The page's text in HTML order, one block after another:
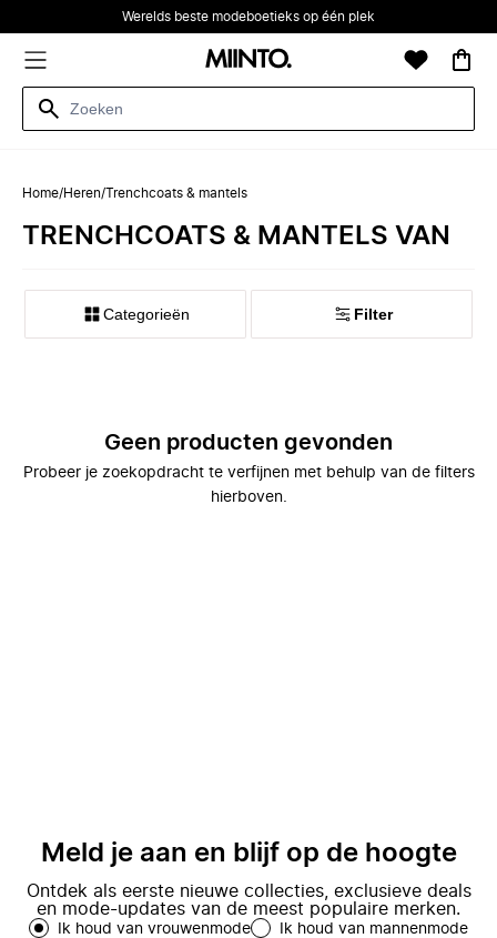
Werelds beste modeboetieks op één plek
Home/Heren/Trenchcoats & mantels
TRENCHCOATS & MANTELS VAN
Categorieën Filter
Geen producten gevonden
Probeer je zoekopdracht te verfijnen met behulp van de filters
hierboven.
Meld je aan en blijf op de hoogte
Ontdek als eerste nieuwe collecties, exclusieve deals
en mode-updates van de meest populaire merken.
Ik houd van vrouwenmode Ik houd van mannenmode